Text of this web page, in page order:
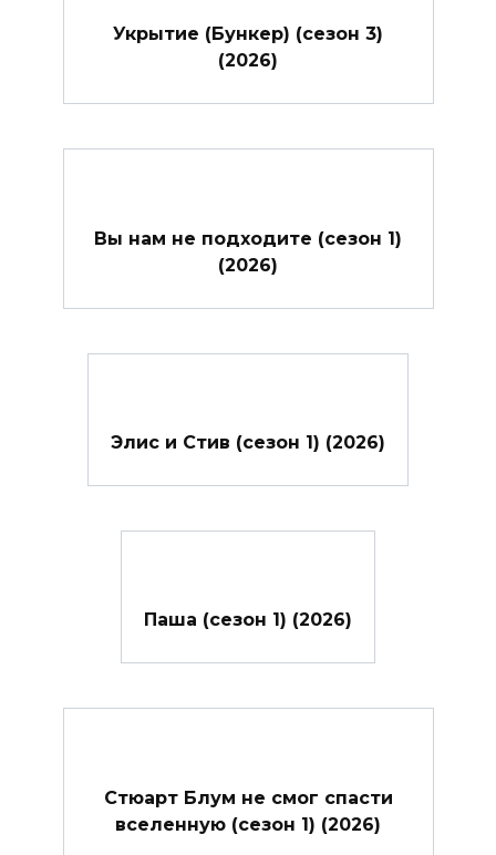
Укрытие (Бункер) (сезон 3)
(2026)
Вы нам не подходите (сезон 1)
(2026)
Элис и Стив (сезон 1) (2026)
Паша (сезон 1) (2026)
Стюарт Блум не смог спасти
вселенную (сезон 1) (2026)